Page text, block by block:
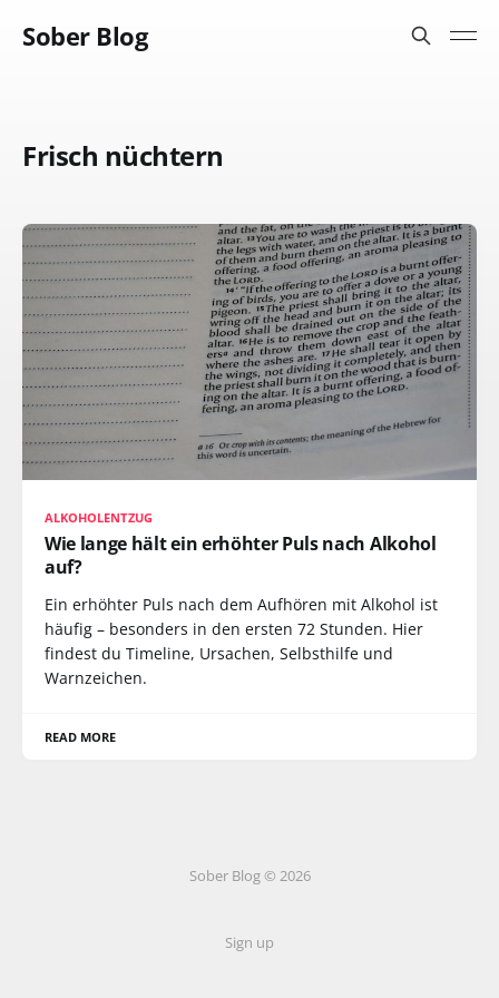
Sober Blog
Frisch nüchtern
ALKOHOLENTZUG
Wie lange hält ein erhöhter Puls nach Alkohol
auf?
Ein erhöhter Puls nach dem Aufhören mit Alkohol ist
häufig – besonders in den ersten 72 Stunden. Hier
findest du Timeline, Ursachen, Selbsthilfe und
Warnzeichen.
READ MORE
Sober Blog © 2026
Sign up